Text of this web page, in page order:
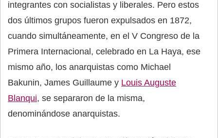
integrantes con socialistas y liberales. Pero estos
dos últimos grupos fueron expulsados en 1872,
cuando simultáneamente, en el V Congreso de la
Primera Internacional, celebrado en La Haya, ese
mismo año, los anarquistas como Michael
Bakunin, James Guillaume y Louis Auguste
Blanqui, se separaron de la misma,
denominándose anarquistas.